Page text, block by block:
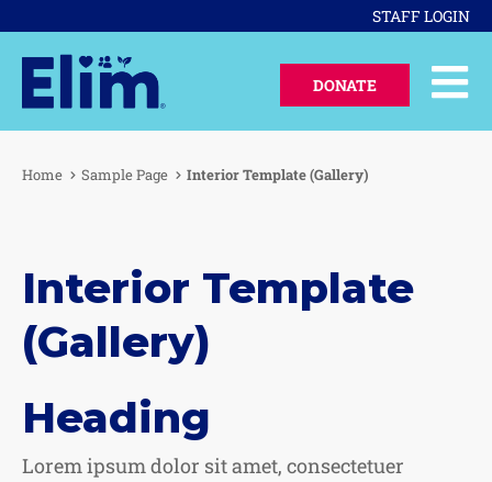
STAFF LOGIN
DONATE
Home Sample Page Interior Template (Gallery)
Interior Template
(Gallery)
Heading
Lorem ipsum dolor sit amet, consectetuer